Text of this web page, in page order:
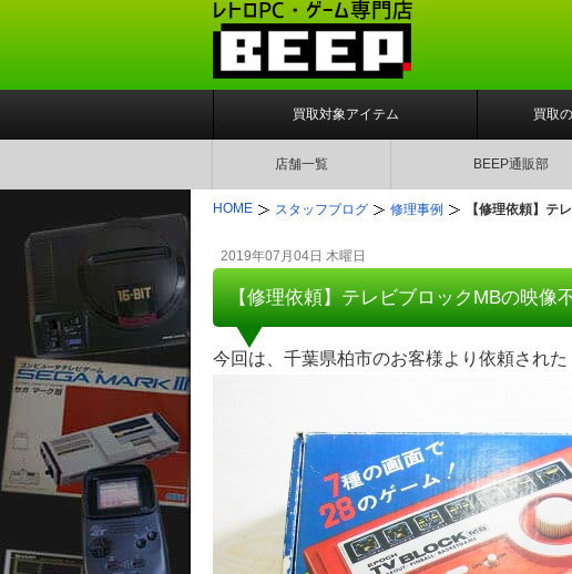
買取対象アイテム 買取
店舗一覧 BEEP通販部
HOME スタッフブログ 修理事例 【修理依頼】テ
2019年07月04日 木曜日
【修理依頼】テレビブロックMBの映像
今回は、千葉県柏市のお客様より依頼され